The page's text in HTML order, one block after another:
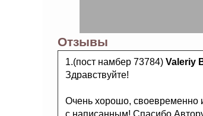
Отзывы
1.(пост намбер 73784) Valeriy
Здравствуйте!
Очень хорошо, своевременно
с написанным! Спасибо